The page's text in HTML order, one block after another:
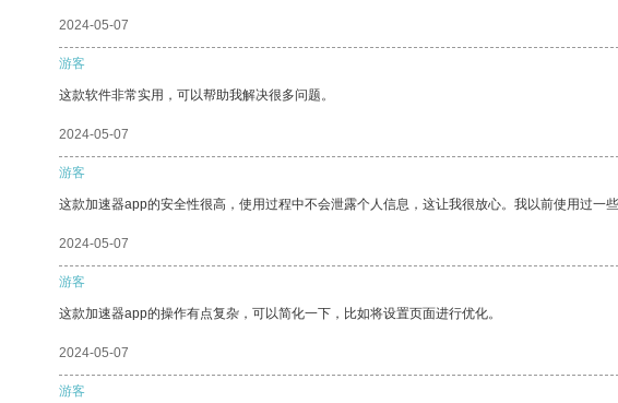
2024-05-07
游客
这款软件非常实用，可以帮助我解决很多问题。
2024-05-07
游客
这款加速器app的安全性很高，使用过程中不会泄露个人信息，这让我很放心。我以前使用过一
2024-05-07
游客
这款加速器app的操作有点复杂，可以简化一下，比如将设置页面进行优化。
2024-05-07
游客